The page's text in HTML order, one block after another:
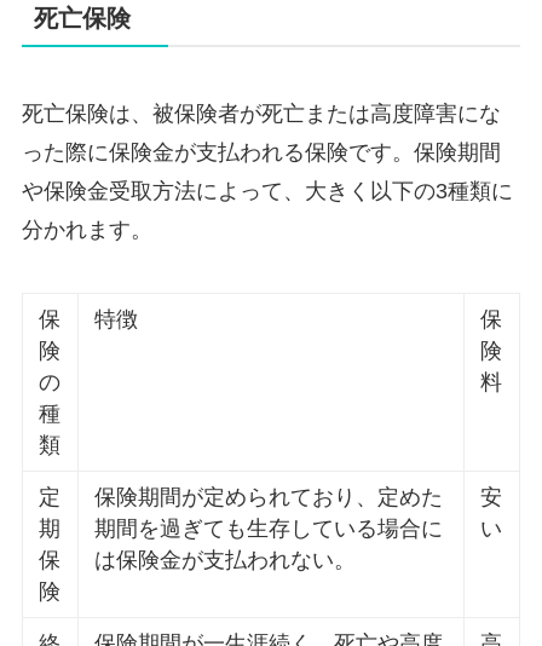
死亡保険
死亡保険は、被保険者が死亡または高度障害にな
った際に保険金が支払われる保険です。保険期間
や保険金受取方法によって、大きく以下の3種類に
分かれます。
保
険
の
種
類
特徴
保
険
料
定
期
保
険
保険期間が定められており、定めた
期間を過ぎても生存している場合に
は保険金が支払われない。
安
い